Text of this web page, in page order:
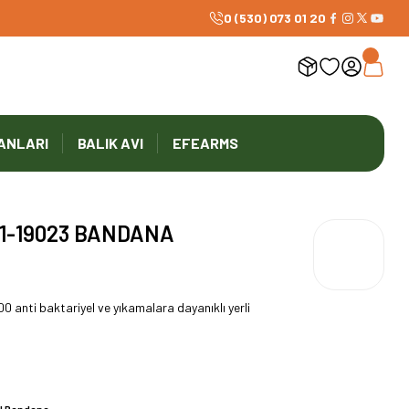
0 (530) 073 01 20
BALIK AVI EFEARMS
19023 BANDANA
anti baktariyel ve yıkamalara dayanıklı yerli